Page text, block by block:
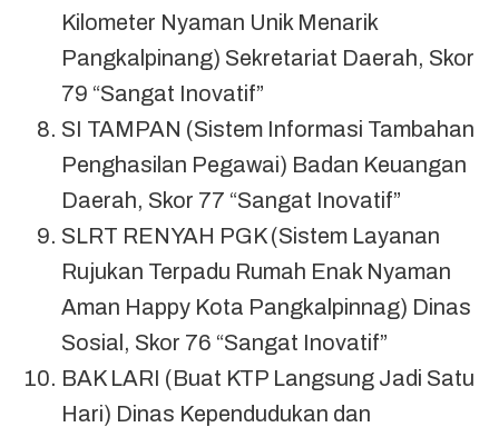
Kilometer Nyaman Unik Menarik
Pangkalpinang) Sekretariat Daerah, Skor
79 “Sangat Inovatif”
SI TAMPAN (Sistem Informasi Tambahan
Penghasilan Pegawai) Badan Keuangan
Daerah, Skor 77 “Sangat Inovatif”
SLRT RENYAH PGK (Sistem Layanan
Rujukan Terpadu Rumah Enak Nyaman
Aman Happy Kota Pangkalpinnag) Dinas
Sosial, Skor 76 “Sangat Inovatif”
BAK LARI (Buat KTP Langsung Jadi Satu
Hari) Dinas Kependudukan dan